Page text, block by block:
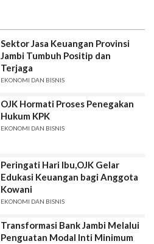
Sektor Jasa Keuangan Provinsi
Jambi Tumbuh Positip dan
Terjaga
EKONOMI DAN BISNIS
OJK Hormati Proses Penegakan
Hukum KPK
EKONOMI DAN BISNIS
Peringati Hari Ibu,OJK Gelar
Edukasi Keuangan bagi Anggota
Kowani
EKONOMI DAN BISNIS
Transformasi Bank Jambi Melalui
Penguatan Modal Inti Minimum